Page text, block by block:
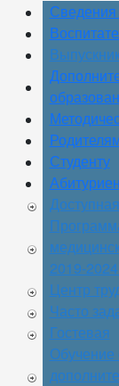
Сведения
Студенту
2019-
Центр
Часто
Гостевая